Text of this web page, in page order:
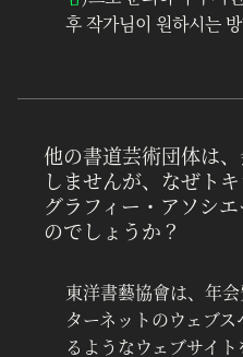
후 작가님이 원하시는
他の書道芸術団体は
しませんが、なぜト
グラフィー・アソシ
のでしょうか？
東洋書藝協會は、年
ターネットのウェブ
るようなウェブサイト